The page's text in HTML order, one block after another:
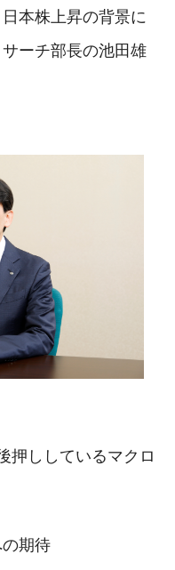
本株上昇の背景に
ーチ部長の池田雄
押ししているマクロ
期待